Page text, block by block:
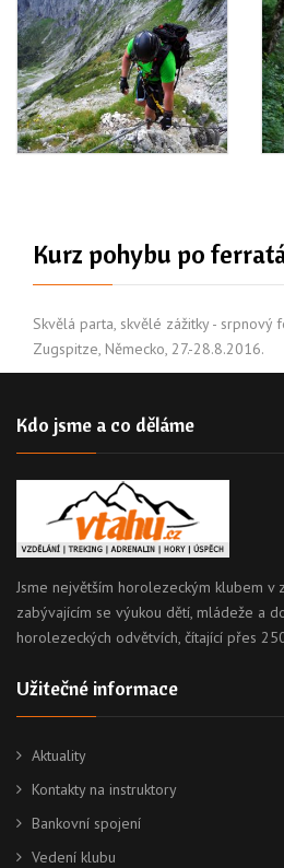
Kurz pohybu po
Skvělá parta, skvělé zážitky - srpnový
Zugspitze, Německo, 27.-28.8.2016.
Kdo jsme a co děláme
Jsme největším horolezeckým klubem v
zabývajícím se výukou dětí, mládeže a
horolezeckých odvětvích, čítající přes
Užitečné informace
Aktuality
Kontakty na instruktory
Bankovní spojení
Vedení klubu